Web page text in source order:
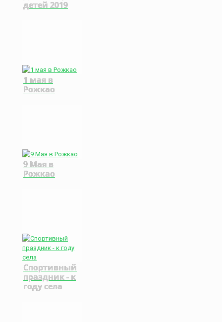
детей 2019
1 мая в
Рожкао
9 Мая в
Рожкао
Спортивный
праздник - к
году села